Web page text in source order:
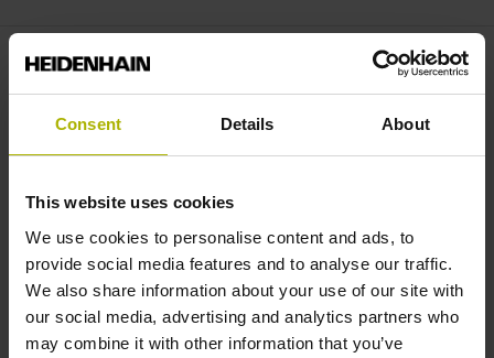
Consent Details About
This website uses cookies
We use cookies to personalise content and ads, to
provide social media features and to analyse our traffic.
We also share information about your use of our site with
our social media, advertising and analytics partners who
may combine it with other information that you’ve
CNC数控系统
刀具测头
视觉系统